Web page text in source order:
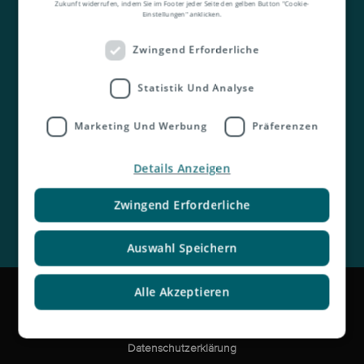
Kontakt
Datenschutzerklärung
Zukunft widerrufen, indem Sie im Footer jeder Seite den gelben Button "Cookie-
Einstellungen" anklicken.
Zwingend Erforderliche
Statistik Und Analyse
Marketing Und Werbung Präferenzen
Auswahl Speichern
Alle Akzeptieren
Zwingend Erforderliche
Details Anzeigen